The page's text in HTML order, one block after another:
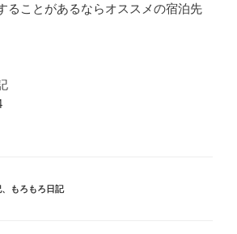
ることがあるならオススメの宿泊先
、 もろもろ日記